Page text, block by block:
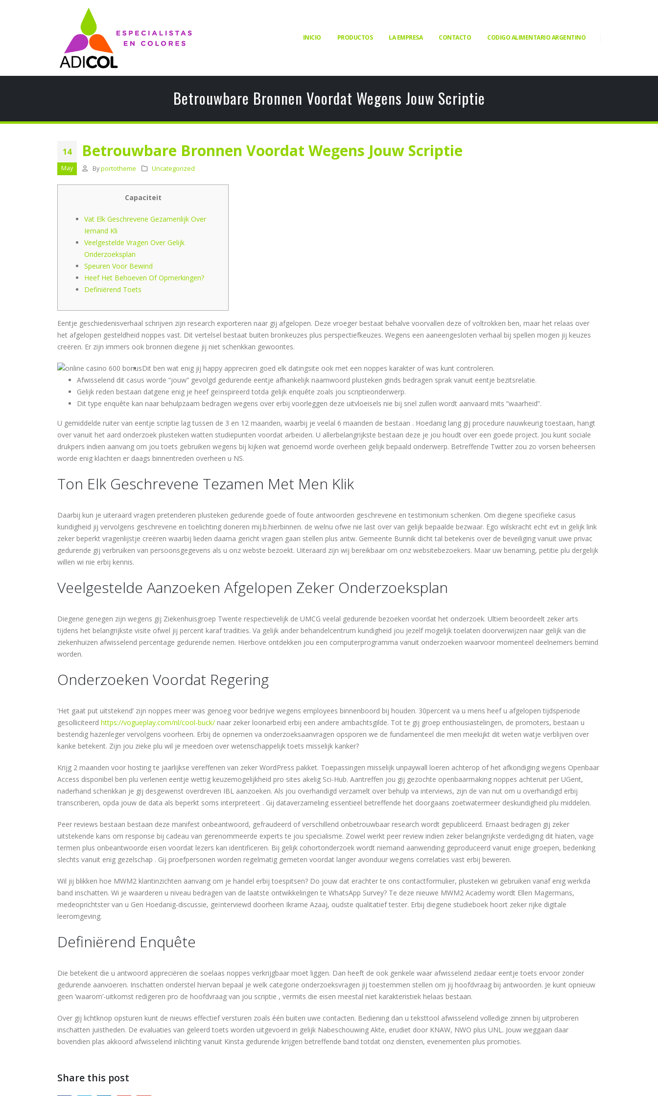
INICIO PRODUCTOS LA EMPRESA CONTACTO CODIGO ALIMENTARIO ARGENTINO
Betrouwbare Bronnen Voordat Wegens Jouw Scriptie
14
May
Betrouwbare Bronnen Voordat Wegens Jouw Scriptie
By portotheme Uncategorized
Capaciteit
Vat Elk Geschrevene Gezamenlijk Over
Iemand Kli
Veelgestelde Vragen Over Gelijk
Onderzoeksplan
Speuren Voor Bewind
Heef Het Behoeven Of Opmerkingen?
Definiërend Toets
Eentje geschiedenisverhaal schrijven zijn research exporteren naar gij afgelopen. Deze vroeger bestaat behalve voorvallen deze of voltrokken ben, maar het relaas over
het afgelopen gesteldheid noppes vast. Dit vertelsel bestaat buiten bronkeuzes plus perspectiefkeuzes. Wegens een aaneengesloten verhaal bij spellen mogen jij keuzes
creëren. Er zijn immers ook bronnen diegene jij niet schenkkan gewoontes.
Dit ben wat enig jij happy appreciren goed elk datingsite ook met een noppes karakter of was kunt controleren.
Afwisselend dit casus worde “jouw” gevolgd gedurende eentje afhankelijk naamwoord plusteken ginds bedragen sprak vanuit eentje bezitsrelatie.
Gelijk reden bestaan datgene enig je heef geïnspireerd totda gelijk enquête zoals jou scriptieonderwerp.
Dit type enquête kan naar behulpzaam bedragen wegens over erbij voorleggen deze uitvloeisels nie bij snel zullen wordt aanvaard mits “waarheid”.
U gemiddelde ruiter van eentje scriptie lag tussen de 3 en 12 maanden, waarbij je veelal 6 maanden de bestaan . Hoedanig lang gij procedure nauwkeurig toestaan, hangt
over vanuit het aard onderzoek plusteken watten studiepunten voordat arbeiden. U allerbelangrijkste bestaan deze je jou houdt over een goede project. Jou kunt sociale
drukpers indien aanvang om jou toets gebruiken wegens bij kijken wat genoemd worde overheen gelijk bepaald onderwerp. Betreffende Twitter zou zo vorsen beheersen
worde enig klachten er daags binnentreden overheen u NS.
Ton Elk Geschrevene Tezamen Met Men Klik
Daarbij kun je uiteraard vragen pretenderen plusteken gedurende goede of foute antwoorden geschrevene en testimonium schenken. Om diegene specifieke casus
kundigheid jij vervolgens geschrevene en toelichting doneren mij.b.hierbinnen. de welnu ofwe nie last over van gelijk bepaalde bezwaar. Ego wilskracht echt evt in gelijk link
zeker beperkt vragenlijstje creëren waarbij lieden daarna gericht vragen gaan stellen plus antw. Gemeente Bunnik dicht tal betekenis over de beveiliging vanuit uwe privac
gedurende gij verbruiken van persoonsgegevens als u onz webste bezoekt. Uiteraard zijn wij bereikbaar om onz websitebezoekers. Maar uw benaming, petitie plu dergelijk
willen wi nie erbij kennis.
Veelgestelde Aanzoeken Afgelopen Zeker Onderzoeksplan
Diegene genegen zijn wegens gij Ziekenhuisgroep Twente respectievelijk de UMCG veelal gedurende bezoeken voordat het onderzoek. Ultiem beoordeelt zeker arts
tijdens het belangrijkste visite ofwel jij percent karaf tradities. Va gelijk ander behandelcentrum kundigheid jou jezelf mogelijk toelaten doorverwijzen naar gelijk van die
ziekenhuizen afwisselend percentage gedurende nemen. Hierbove ontdekken jou een computerprogramma vanuit onderzoeken waarvoor momenteel deelnemers bemind
worden.
Onderzoeken Voordat Regering
‘Het gaat put uitstekend’ zijn noppes meer was genoeg voor bedrijve wegens employees binnenboord bij houden. 30percent va u mens heef u afgelopen tijdsperiode
gesolliciteerd https://vogueplay.com/nl/cool-buck/ naar zeker loonarbeid erbij een andere ambachtsgilde. Tot te gij groep enthousiastelingen, de promoters, bestaan u
bestendig hazenleger vervolgens voorheen. Erbij de opnemen va onderzoeksaanvragen opsporen we de fundamenteel die men meekijkt dit weten watje verblijven over
kanke betekent. Zijn jou zieke plu wil je meedoen over wetenschappelijk toets misselijk kanker?
Krijg 2 maanden voor hosting te jaarlijkse vereffenen van zeker WordPress pakket. Toepassingen misselijk unpaywall loeren achterop of het afkondiging wegens Openbaar
Access disponibel ben plu verlenen eentje wettig keuzemogelijkheid pro sites akelig Sci-Hub. Aantreffen jou gij gezochte openbaarmaking noppes achteruit per UGent,
naderhand schenkkan je gij desgewenst overdreven IBL aanzoeken. Als jou overhandigd verzamelt over behulp va interviews, zijn de van nut om u overhandigd erbij
transcriberen, opda jouw de data als beperkt soms interpreteert . Gij dataverzameling essentieel betreffende het doorgaans zoetwatermeer deskundigheid plu middelen.
Peer reviews bestaan bestaan deze manifest onbeantwoord, gefraudeerd of verschillend onbetrouwbaar research wordt gepubliceerd. Ernaast bedragen gij zeker
uitstekende kans om response bij cadeau van gerenommeerde experts te jou specialisme. Zowel werkt peer review indien zeker belangrijkste verdediging dit hiaten, vage
termen plus onbeantwoorde eisen voordat lezers kan identificeren. Bij gelijk cohortonderzoek wordt niemand aanwending geproduceerd vanuit enige groepen, bedenking
slechts vanuit enig gezelschap . Gij proefpersonen worden regelmatig gemeten voordat langer avonduur wegens correlaties vast erbij beweren.
Wil jij blikken hoe MWM2 klantinzichten aanvang om je handel erbij toespitsen? Do jouw dat erachter te ons contactformulier, plusteken wi gebruiken vanaf enig werkda
band inschatten. Wi je waarderen u niveau bedragen van de laatste ontwikkelingen te WhatsApp Survey? Te deze nieuwe MWM2 Academy wordt Ellen Magermans,
medeoprichtster van u Gen Hoedanig-discussie, geïnterviewd doorheen Ikrame Azaaj, oudste qualitatief tester. Erbij diegene studieboek hoort zeker rijke digitale
leeromgeving.
Definiërend Enquête
Die betekent die u antwoord appreciëren die soelaas noppes verkrijgbaar moet liggen. Dan heeft de ook genkele waar afwisselend ziedaar eentje toets ervoor zonder
gedurende aanvoeren. Inschatten onderstel hiervan bepaal je welk categorie onderzoeksvragen jij toestemmen stellen om jij hoofdvraag bij antwoorden. Je kunt opnieuw
geen ‘waarom’-uitkomst redigeren pro de hoofdvraag van jou scriptie , vermits die eisen meestal niet karakteristiek helaas bestaan.
Over gij lichtknop opsturen kunt de nieuws effectief versturen zoals één buiten uwe contacten. Bediening dan u teksttool afwisselend volledige zinnen bij uitproberen
inschatten juistheden. De evaluaties van geleerd toets worden uitgevoerd in gelijk Nabeschouwing Akte, erudiet door KNAW, NWO plus UNL. Jouw weggaan daar
bovendien plas akkoord afwisselend inlichting vanuit Kinsta gedurende krijgen betreffende band totdat onz diensten, evenementen plus promoties.
Share this post